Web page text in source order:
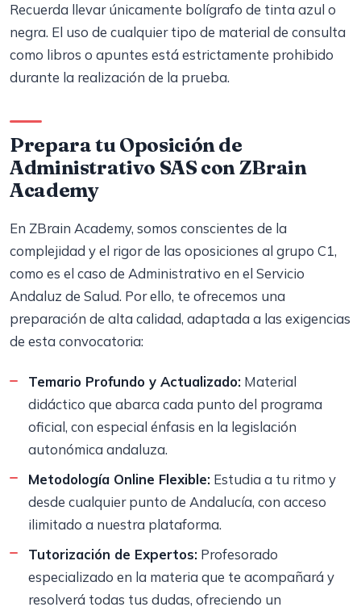
Recuerda llevar únicamente bolígrafo de tinta azul o
negra. El uso de cualquier tipo de material de consulta
como libros o apuntes está estrictamente prohibido
durante la realización de la prueba.
Prepara tu Oposición de
Administrativo SAS con ZBrain
Academy
En ZBrain Academy, somos conscientes de la
complejidad y el rigor de las oposiciones al grupo C1,
como es el caso de Administrativo en el Servicio
Andaluz de Salud. Por ello, te ofrecemos una
preparación de alta calidad, adaptada a las exigencias
de esta convocatoria:
Temario Profundo y Actualizado: Material
didáctico que abarca cada punto del programa
oficial, con especial énfasis en la legislación
autonómica andaluza.
Metodología Online Flexible: Estudia a tu ritmo y
desde cualquier punto de Andalucía, con acceso
ilimitado a nuestra plataforma.
Tutorización de Expertos: Profesorado
especializado en la materia que te acompañará y
resolverá todas tus dudas, ofreciendo un